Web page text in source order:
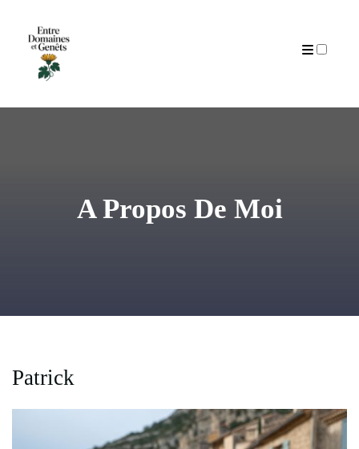
Articles
A Propos De Moi
Patrick